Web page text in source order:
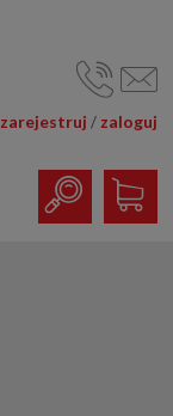
zarejestruj / zaloguj